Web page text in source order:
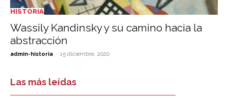
HISTORIA
Wassily Kandinsky y su camino hacia la
abstracción
admin-historia - 15 diciembre, 2020
Las más leídas